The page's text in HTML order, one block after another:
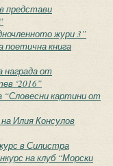
представи
жури 3”
поетична книга
награда от
‘2016”
“Словесни картини от
Илия Консулов
в Силистра
на клуб “Морски